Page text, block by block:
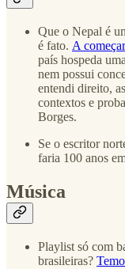
Que o Nepal é
é fato. A
país hospeda
nem possui
entendi direito,
contextos e
Borges.
Se o escritor
faria 100 anos
Música
Playlist só com
brasileiras?